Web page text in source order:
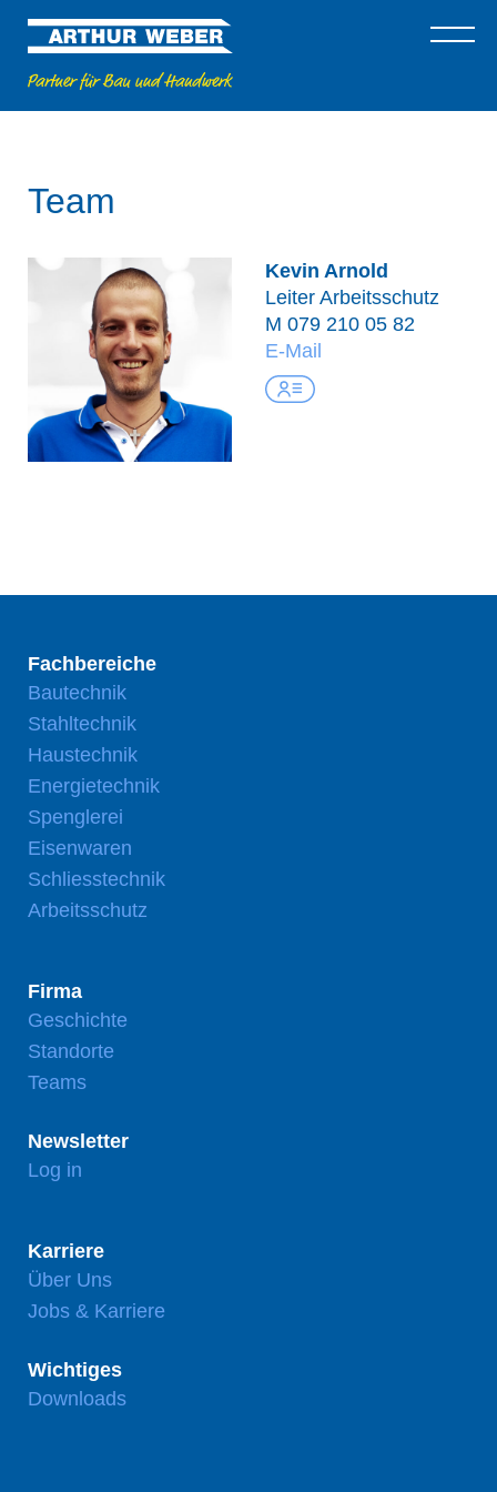
Team
Kevin Arnold
Leiter Arbeitsschutz
M 079 210 05 82
E-Mail
Fachbereiche
Bautechnik
Stahltechnik
Haustechnik
Energietechnik
Spenglerei
Eisenwaren
Schliesstechnik
Arbeitsschutz
Firma
Geschichte
Standorte
Teams
Newsletter
Log in
Karriere
Über Uns
Jobs & Karriere
Wichtiges
Downloads